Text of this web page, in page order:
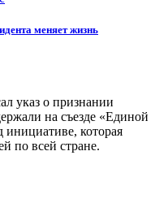
меняет жизнь
указ о признании
на съезде «Единой
инициативе, которая
по всей стране.